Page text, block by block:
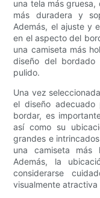
una tela más gruesa,
más duradera y
Además, el ajuste y
en el aspecto del
una camiseta más
diseño del
pulido.
Una vez
el diseño
bordar, es
así como su
grandes e
una camiseta más
Además, la
considerarse
visualmente atractiva